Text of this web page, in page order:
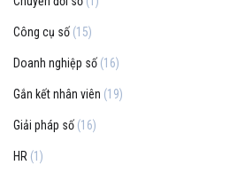
Công cụ số (15)
Doanh nghiệp số (16)
Gắn kết nhân viên (19)
Giải pháp số (16)
HR (1)